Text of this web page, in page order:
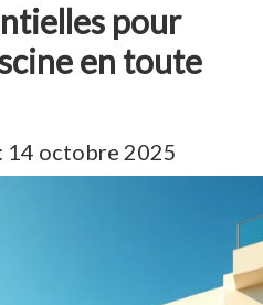
pour
en toute
14 octobre 2025